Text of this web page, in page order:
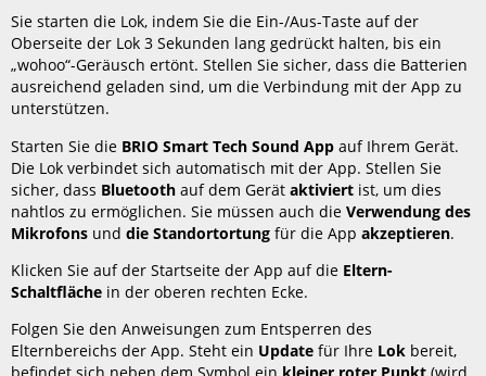
Technische
Daten
Weitere
Informationen
Sie starten die Lok, indem Sie die Ein-/Aus-Taste auf der
Oberseite der Lok 3 Sekunden lang gedrückt halten, bis ein
„wohoo“-Geräusch ertönt. Stellen Sie sicher, dass die Batterien
ausreichend geladen sind, um die Verbindung mit der App zu
unterstützen.
Starten Sie die BRIO Smart Tech Sound Appauf Ihrem Gerät.
Die Lok verbindet sich automatisch mit der App. Stellen Sie
sicher, dass Bluetooth auf dem Gerätaktiviert ist, um dies
nahtlos zu ermöglichen. Sie müssen auch dieVerwendung des
Mikrofons unddie Standortortungfür die Appakzeptieren.
Klicken Sie auf der Startseite der App auf die Eltern-
Schaltfläche in der oberen rechten Ecke.
Folgen Sie den Anweisungen zum Entsperren des
Elternbereichs der App. Steht ein Update für Ihre Lok bereit,